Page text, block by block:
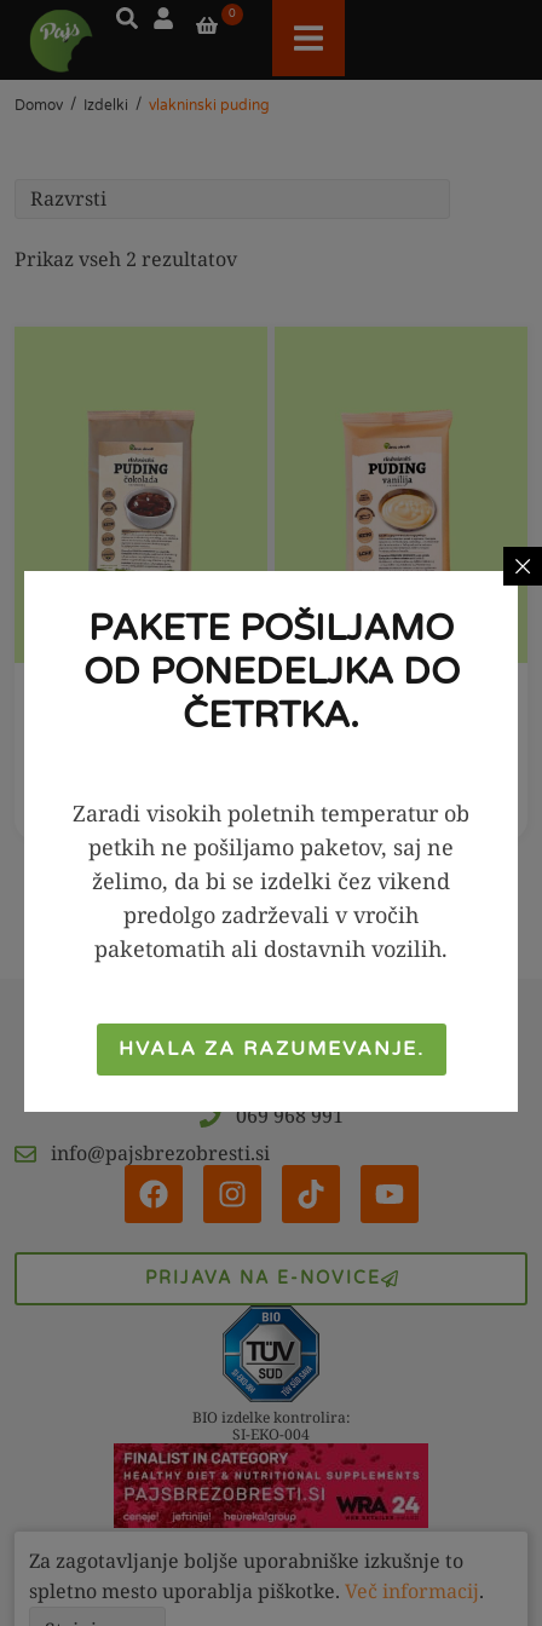
0
Domov / Izdelki / vlakninski puding
Prikaz vseh 2 rezultatov
V KOŠARICO
069 968 991
info@pajsbrezobresti.si
PRIJAVA NA E-NOVICE
BIO izdelke kontrolira:
SI-EKO-004
KontaktPogojiZasebnost
Pajs brez obresti d.o.o. 2022 - 2026. Vse pravice pridržane.
Za zagotavljanje boljše uporabniške izkušnje to
spletno mesto uporablja piškotke. Več informacij.
PAKETE POŠILJAMO
OD PONEDELJKA DO
ČETRTKA.
Zaradi visokih poletnih temperatur ob
petkih ne pošiljamo paketov, saj ne
želimo, da bi se izdelki čez vikend
predolgo zadrževali v vročih
paketomatih ali dostavnih vozilih.
HVALA ZA RAZUMEVANJE.